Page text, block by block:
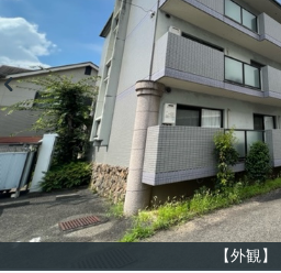
【外観】